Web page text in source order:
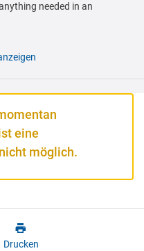
needed in an
eine
möglich.
Drucken